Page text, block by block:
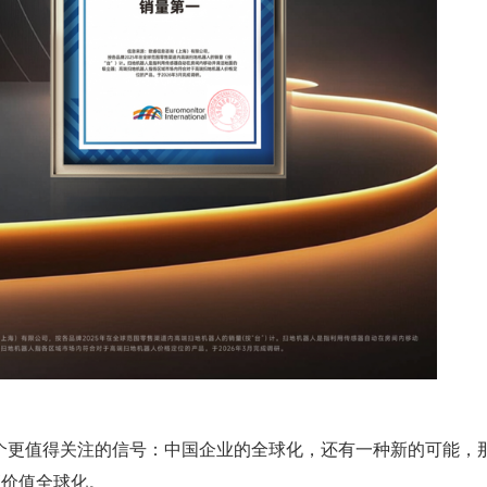
值得关注的信号：中国企业的全球化，还有一种新的可能，
值全球化。